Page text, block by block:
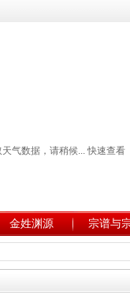
金姓渊源 宗谱与